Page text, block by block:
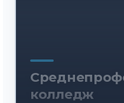
колледж